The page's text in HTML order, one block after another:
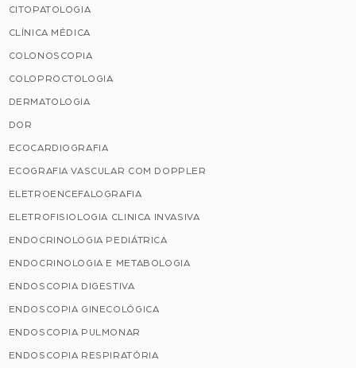
CITOPATOLOGIA
CLÍNICA MÉDICA
COLONOSCOPIA
COLOPROCTOLOGIA
DERMATOLOGIA
DOR
ECOCARDIOGRAFIA
ECOGRAFIA VASCULAR COM DOPPLER
ELETROENCEFALOGRAFIA
ELETROFISIOLOGIA CLINICA INVASIVA
ENDOCRINOLOGIA PEDIÁTRICA
ENDOCRINOLOGIA E METABOLOGIA
ENDOSCOPIA DIGESTIVA
ENDOSCOPIA GINECOLÓGICA
ENDOSCOPIA PULMONAR
ENDOSCOPIA RESPIRATÓRIA